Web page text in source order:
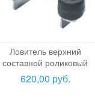
Ловитель верхний
составной роликовый
620,00 руб.